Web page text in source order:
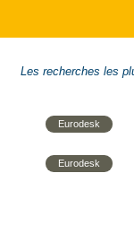
Les recherches les
Eurodesk
Eurodesk